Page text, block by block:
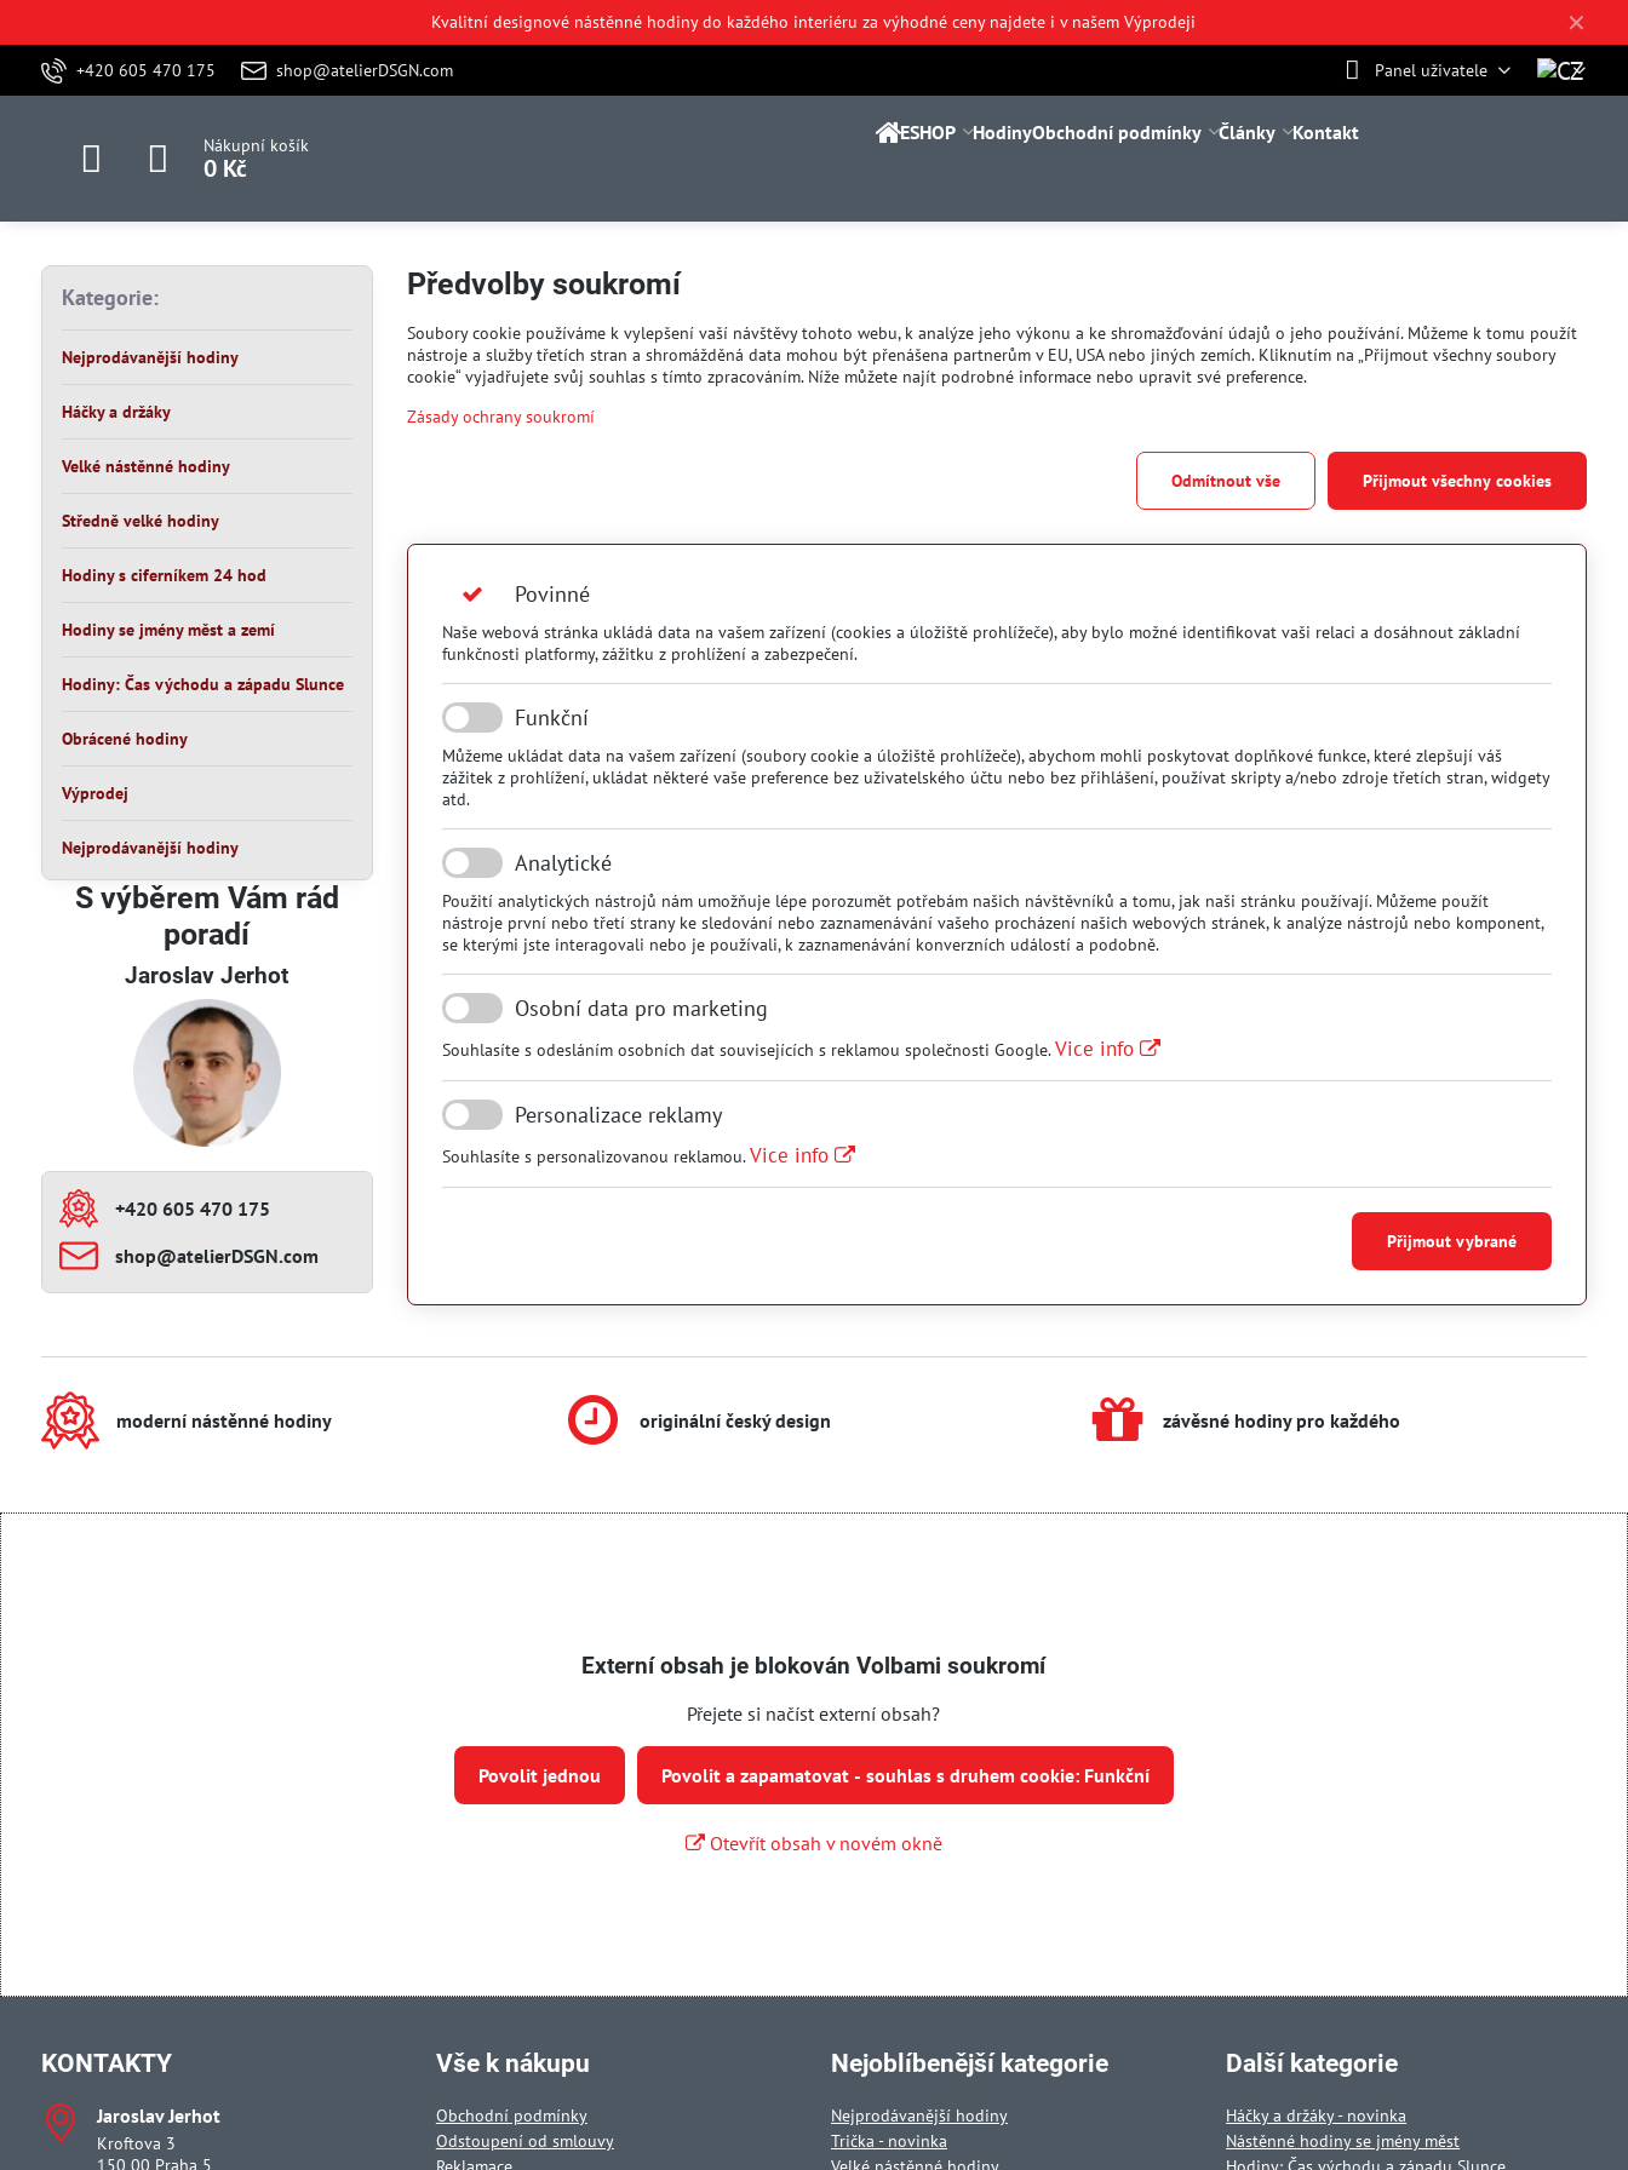
✕
Kvalitní designové nástěnné hodiny do každého interiéru za výhodné ceny najdete iv našem Výprodeji
+420 605 470 175 shop@atelierDSGN.com Panel uživatele
Nákupní košík
0 Kč
ESHOP HodinyObchodní podmínky Články Kontakt
Předvolby soukromí
Soubory cookie používáme k vylepšení vaší návštěvy tohoto webu, k analýze jeho výkonu a ke shromažďování údajů o jeho používání. Můžeme k tomu použít
nástroje a služby třetích stran a shromážděná data mohou být přenášena partnerům v EU, USA nebo jiných zemích. Kliknutím na „Přijmout všechny soubory
cookie“ vyjadřujete svůj souhlas s tímto zpracováním. Níže můžete najít podrobné informace nebo upravit své preference.
Zásady ochrany soukromí
Přijmout všechny cookies
Odmítnout vše
Povinné
Naše webová stránka ukládá data na vašem zařízení (cookies a úložiště prohlížeče), aby bylo možné identifikovat vaši relaci a dosáhnout základní
funkčnosti platformy, zážitku z prohlížení a zabezpečení.
Funkční
Můžeme ukládat data na vašem zařízení (soubory cookie a úložiště prohlížeče), abychom mohli poskytovat doplňkové funkce, které zlepšují váš
zážitek z prohlížení, ukládat některé vaše preference bez uživatelského účtu nebo bez přihlášení, používat skripty a/nebo zdroje třetích stran, widgety
atd.
Analytické
Použití analytických nástrojů nám umožňuje lépe porozumět potřebám našich návštěvníků a tomu, jak naši stránku používají. Můžeme použít
nástroje první nebo třetí strany ke sledování nebo zaznamenávání vašeho procházení našich webových stránek, k analýze nástrojů nebo komponent,
se kterými jste interagovali nebo je používali, k zaznamenávání konverzních událostí a podobně.
Osobní data pro marketing
Souhlasíte s odesláním osobních dat souvisejících s reklamou společnosti Google.Vice info
Personalizace reklamy
Souhlasíte s personalizovanou reklamou.Vice info
Přijmout vybrané
Kategorie:
Nejprodávanější hodiny
Háčky a držáky
Velké nástěnné hodiny
Středně velké hodiny
Hodiny s ciferníkem 24 hod
Hodiny se jmény měst a zemí
Hodiny: Čas východu a západu Slunce
Obrácené hodiny
Výprodej
Nejprodávanější hodiny
S výběrem Vám rád
poradí
Jaroslav Jerhot
+420 605 470 175
shop​@atelierDSGN​.com
moderní nástěnné hodiny originální český design závěsné hodiny pro každého
Externí obsah je blokován Volbami soukromí
Přejete si načíst externí obsah?
Povolit jednou Povolit a zapamatovat - souhlas s druhem cookie: Funkční
Otevřít obsah v novém okně
KONTAKTY
Jaroslav Jerhot
Kroftova 3
150 00 Praha 5
Vše k nákupu
Obchodní podmínky
Odstoupení od smlouvy
Nejoblíbenější kategorie
Nejprodávanější hodiny
Trička - novinka
Další kategorie
Háčky a držáky - novinka
Nástěnné hodiny se jmény měst